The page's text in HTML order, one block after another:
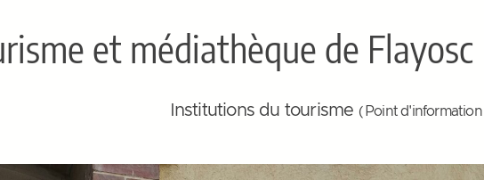
et médiathèque de Flayosc
Institutions du tourisme ( Point d'information